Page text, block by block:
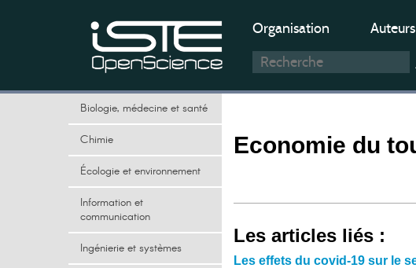
Organisation Auteurs
Biologie, médecine et santé
Chimie
Écologie et environnement
Information et
communication
Ingénierie et systèmes
Economie du
Les articles liés :
Les effets du covid-19 sur le